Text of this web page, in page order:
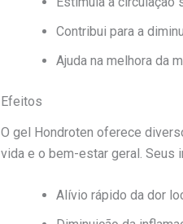
Contribui para a
Ajuda na melhora da
Efeitos
O gel Hondroten oferece
vida e o bem-estar geral. Seus
Alívio rápido da dor